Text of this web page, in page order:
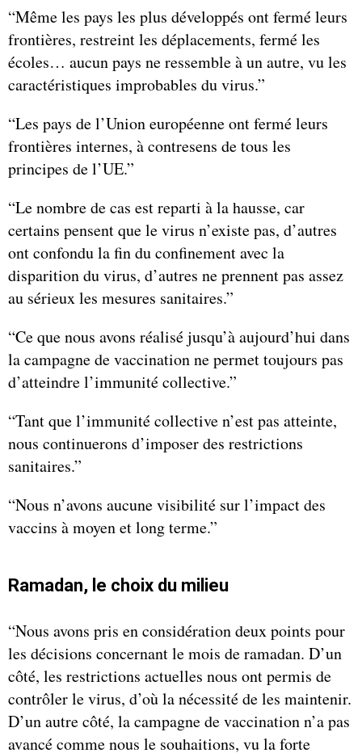
“Même les pays les plus développés ont fermé leurs
frontières, restreint les déplacements, fermé les
écoles… aucun pays ne ressemble à un autre, vu les
caractéristiques improbables du virus.”
“Les pays de l’Union européenne ont fermé leurs
frontières internes, à contresens de tous les
principes de l’UE.”
“Le nombre de cas est reparti à la hausse, car
certains pensent que le virus n’existe pas, d’autres
ont confondu la fin du confinement avec la
disparition du virus, d’autres ne prennent pas assez
au sérieux les mesures sanitaires.”
“Ce que nous avons réalisé jusqu’à aujourd’hui dans
la campagne de vaccination ne permet toujours pas
d’atteindre l’immunité collective.”
“Tant que l’immunité collective n’est pas atteinte,
nous continuerons d’imposer des restrictions
sanitaires.”
“Nous n’avons aucune visibilité sur l’impact des
vaccins à moyen et long terme.”
Ramadan, le choix du milieu
“Nous avons pris en considération deux points pour
les décisions concernant le mois de ramadan. D’un
côté, les restrictions actuelles nous ont permis de
contrôler le virus, d’où la nécessité de les maintenir.
D’un autre côté, la campagne de vaccination n’a pas
avancé comme nous le souhaitions, vu la forte